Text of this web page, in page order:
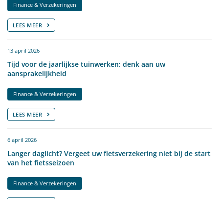
Finance & Verzekeringen
LEES MEER
13 april 2026
Tijd voor de jaarlijkse tuinwerken: denk aan uw
aansprakelijkheid
Finance & Verzekeringen
LEES MEER
6 april 2026
Langer daglicht? Vergeet uw fietsverzekering niet bij de start
van het fietsseizoen
Finance & Verzekeringen